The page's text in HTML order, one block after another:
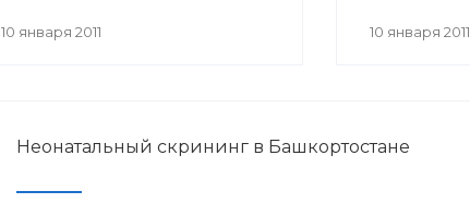
10 января 2011 10 января 2011
Неонатальный скрининг в Башкортостане